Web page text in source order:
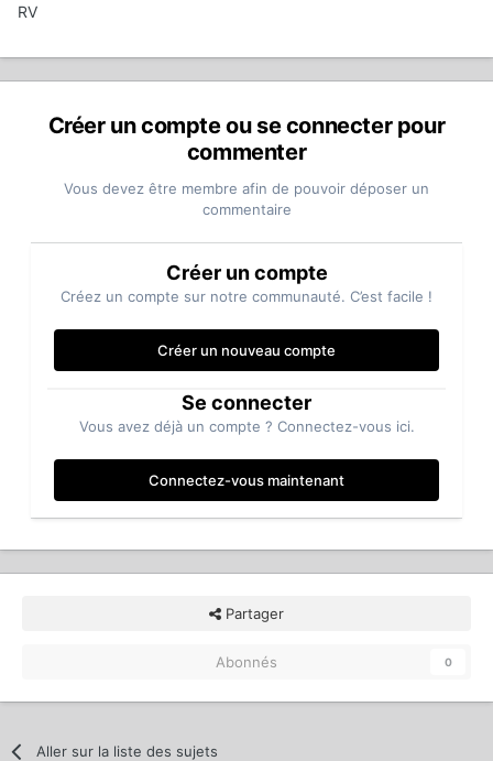
RV
Créer un compte ou se connecter pour
commenter
Vous devez être membre afin de pouvoir déposer un
commentaire
Créer un compte
Créez un compte sur notre communauté. C’est facile !
Créer un nouveau compte
Se connecter
Vous avez déjà un compte ? Connectez-vous ici.
Connectez-vous maintenant
Partager
Abonnés 0
Aller sur la liste des sujets